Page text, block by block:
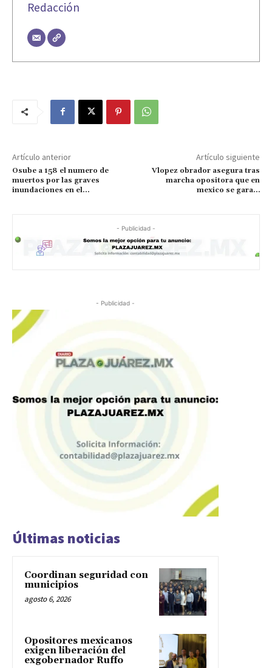
Redacción
Artículo anterior
Osube a 158 el numero de
muertos por las graves
inundaciones en el…
Artículo siguiente
Vlopez obrador asegura tras
marcha opositora que en
mexico se gara…
- Publicidad -
- Publicidad -
Últimas noticias
Coordinan seguridad con
municipios
agosto 6, 2026
Opositores mexicanos
exigen liberación del
exgobernador Ruffo